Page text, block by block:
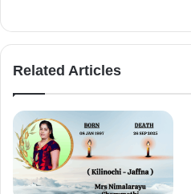
Related Articles